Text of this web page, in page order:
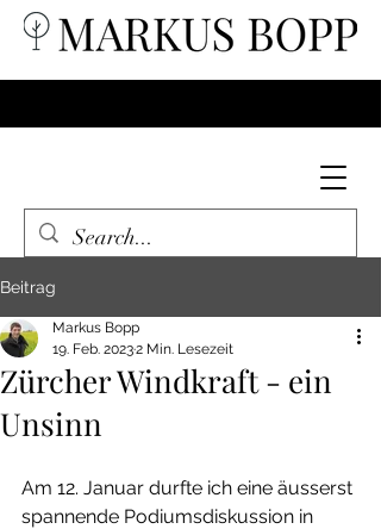
Beitrag
Zürcher Windkraft - ein
Unsinn
Markus Bopp
19. Feb. 20232 Min. Lesezeit
Am 12. Januar durfte ich eine äusserst
spannende Podiumsdiskussion in